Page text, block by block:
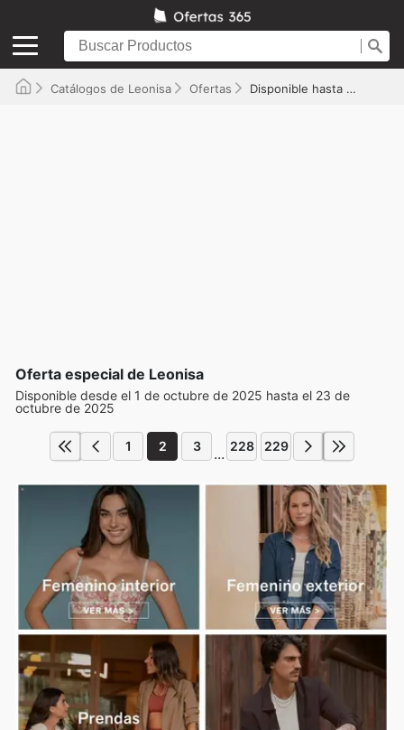
Catálogos de Leonisa Ofertas Disponible hasta el 23/10/2025
Oferta especial de Leonisa
Disponible desde el 1 de octubre de 2025 hasta el 23 de
octubre de 2025
1 2 3 ... 228 229